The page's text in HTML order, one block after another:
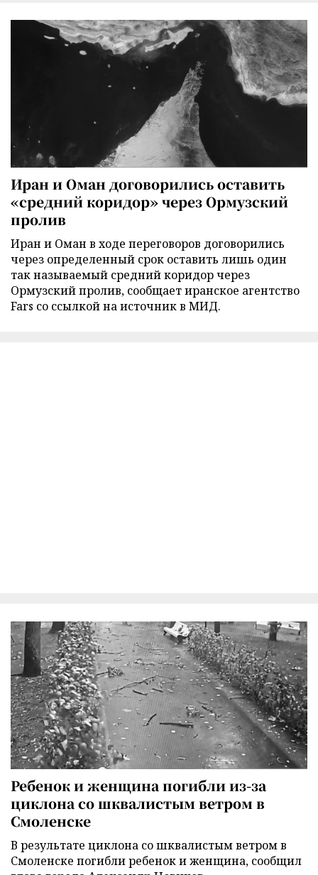
Иран и Оман договорились оставить
«средний коридор» через Ормузский
пролив
Иран и Оман в ходе переговоров договорились
через определенный срок оставить лишь один
так называемый средний коридор через
Ормузский пролив, сообщает иранское агентство
Fars со ссылкой на источник в МИД.
Ребенок и женщина погибли из-за
циклона со шквалистым ветром в
Смоленске
В результате циклона со шквалистым ветром в
Смоленске погибли ребенок и женщина, сообщил